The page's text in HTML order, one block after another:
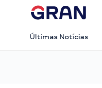
Últimas Notícias